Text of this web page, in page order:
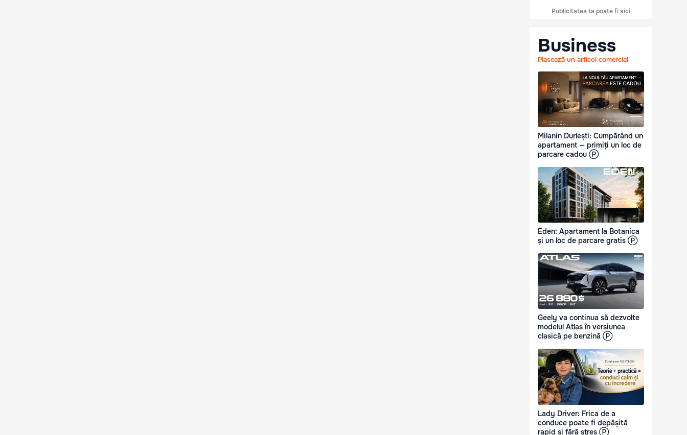
Publicitatea ta poate fi aici
Business
Plasează un articol comercial
Milanin Durlești: Cumpărând un
apartament — primiți un loc de
parcare cadou Ⓟ
Eden: Apartament la Botanica
și un loc de parcare gratis Ⓟ
Geely va continua să dezvolte
modelul Atlas în versiunea
clasică pe benzină Ⓟ
Lady Driver: Frica de a
conduce poate fi depășită
rapid și fără stres Ⓟ